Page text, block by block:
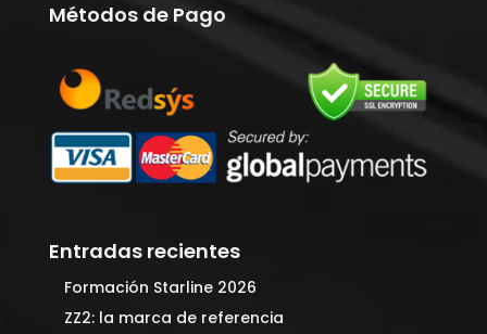
Métodos de Pago
Entradas recientes
Formación Starline 2026
ZZ2: la marca de referencia